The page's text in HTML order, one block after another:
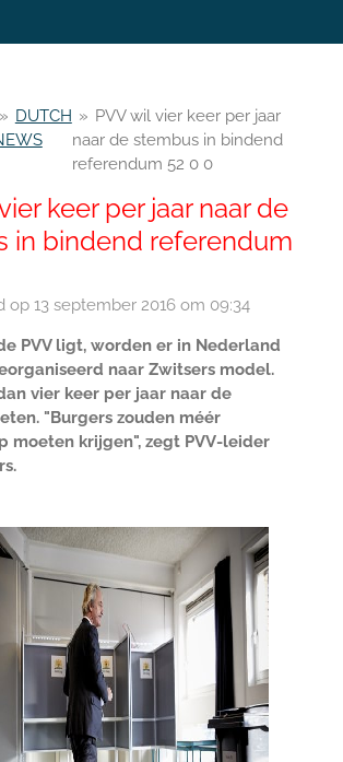
» DUTCH » PVV wil vier keer per jaar
naar de stembus in bindend
referendum 52 0 0
keer per jaar naar de
in bindend referendum
op 13 september 2016 om 09:34
PVV ligt, worden er in Nederland
naar Zwitsers model.
vier keer per jaar naar de
"Burgers zouden méér
moeten krijgen", zegt PVV-leider